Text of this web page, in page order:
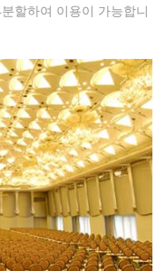
할하여 이용이 가능합니